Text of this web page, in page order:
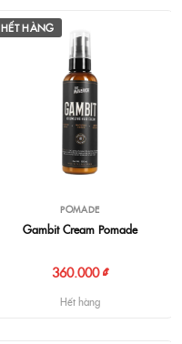
HẾT HÀNG
POMADE
Gambit Cream Pomade
360.000 ₫
Hết hàng